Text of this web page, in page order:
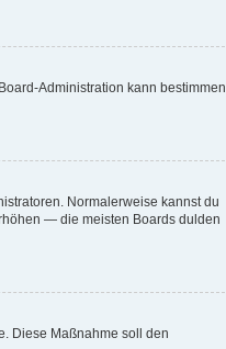
Administration kann bestimmen,
Normalerweise kannst du
— die meisten Boards dulden
Diese Maßnahme soll den